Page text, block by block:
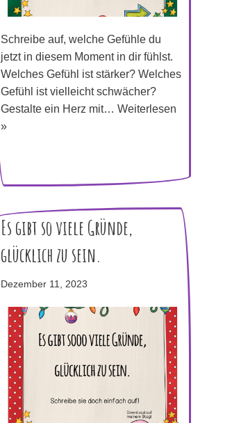
Schreibe auf, welche Gefühle du
jetzt in diesem Moment in dir fühlst.
Welches Gefühl ist stärker? Welches
Gefühl ist vielleicht schwächer?
Gestalte ein Herz mit…Weiterlesen
»
Es gibt so viele Gründe,
glücklich zu sein.
Dezember 11, 2023